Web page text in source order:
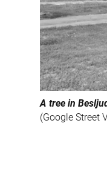
A tree in
(Google Street